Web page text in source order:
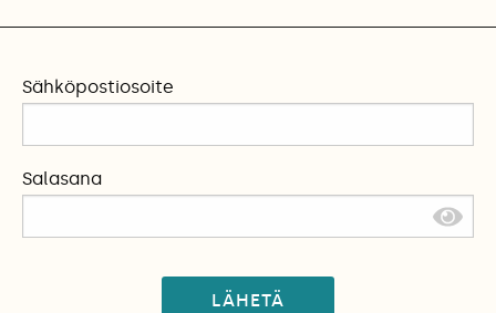
Sähköpostiosoite
Salasana
LÄHETÄ